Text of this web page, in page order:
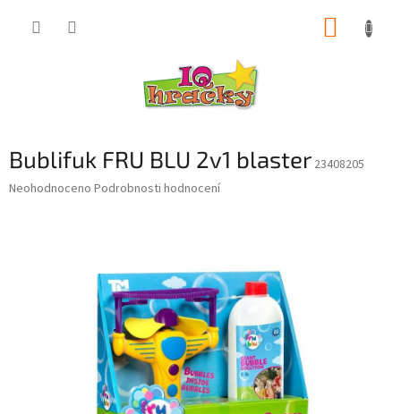
Bublifuk FRU BLU 2v1 blaster 23408205
Průměrné
Neohodnoceno Podrobnosti hodnocení